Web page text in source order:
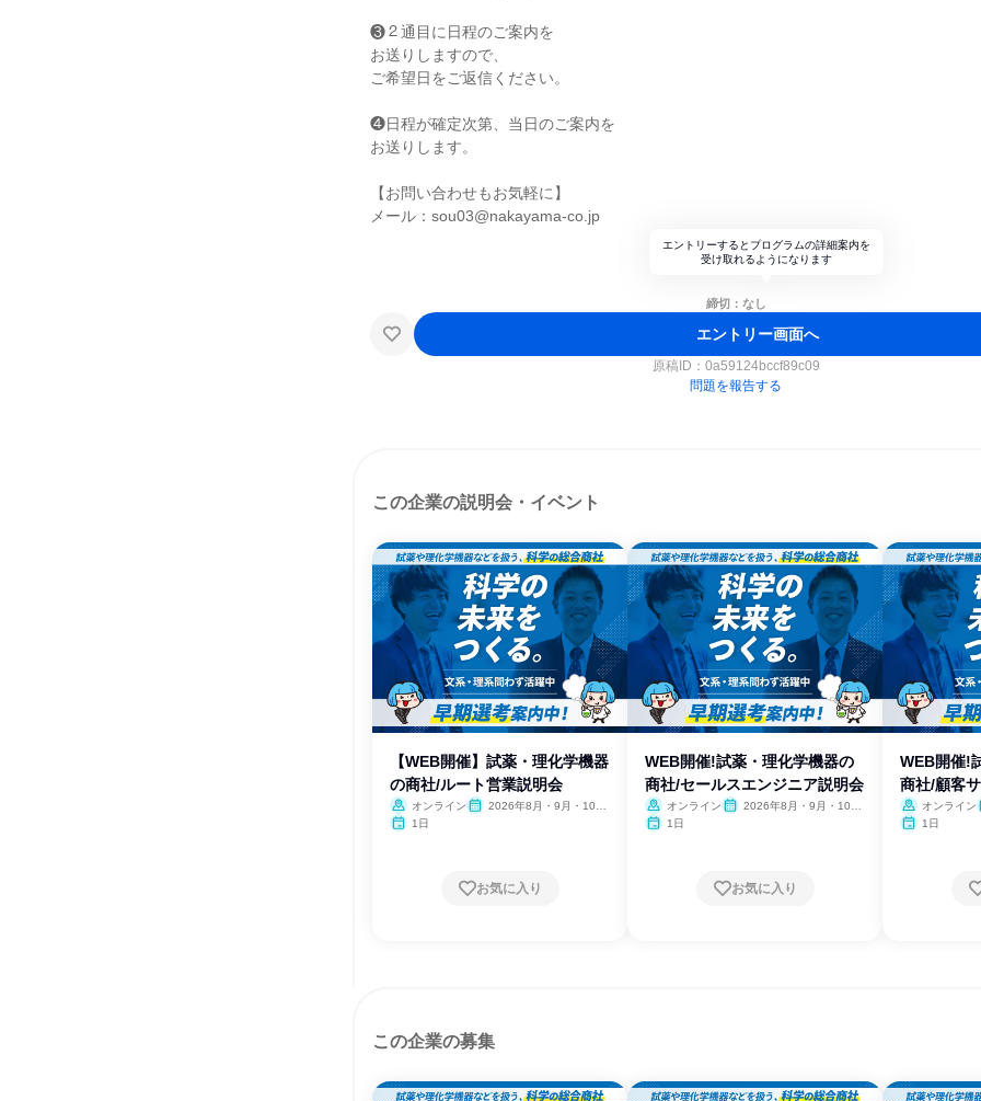
❸２通目に日程のご案内を
お送りしますので、
ご希望日をご返信ください。
❹日程が確定次第、当日のご案内を
お送りします。
【お問い合わせもお気軽に】
メール：sou03@nakayama-co.jp
エントリーするとプログラムの詳細案内を
受け取れるようになります
締切：なし
エントリー画面へ
原稿ID： 0a59124bccf89c09
問題を報告する
この企業の説明会・イベント
【WEB開催】試薬・理化学機器
の商社/ルート営業説明会
オンライン
2026年8月・9月・10
1日
お気に入り
WEB開催!試薬・理化学機器の
商社/セールスエンジニア説明会
オンライン
2026年8月・9月・10
1日
お気に入り
WEB開催!
商社/顧客
オンライン
1日
この企業の募集